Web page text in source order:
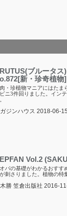
ブルータス
新・珍奇植物]
・珍植物マニアにはたま
ニ3件回りました。イン
ジンハウス 2018-06-15
Vol.2
パの基礎がわかるおすす
刺さりました。植物の特
勝 笠倉出版社 2016-